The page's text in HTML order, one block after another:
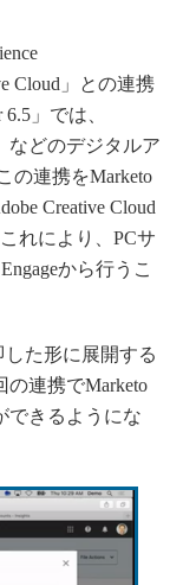
Cloud」との連携
」では、
などのデジタルア
の連携をMarketo
Creative Cloud
れにより、PCサ
から行うこ
た形に展開する
連携でMarketo
できるようにな